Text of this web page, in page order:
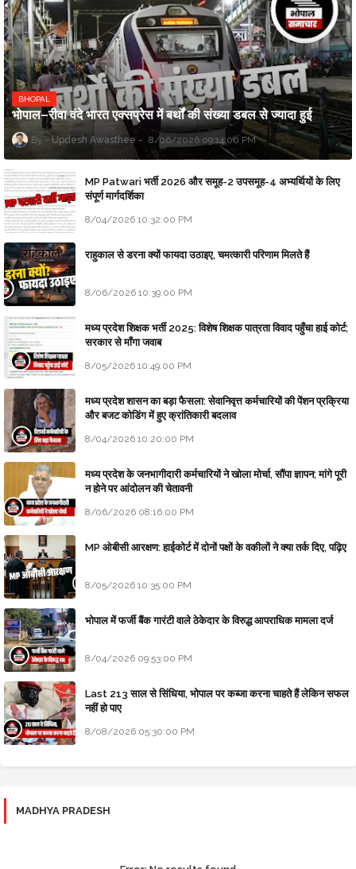
BHOPAL
भोपाल–रीवा वंदे भारत एक्सप्रेस में बर्थों की संख्या डबल से ज्यादा हुई
Updesh Awasthee 8/06/2026 09:14:00 PM
MP Patwari भर्ती 2026 और समूह-2 उपसमूह-4 अभ्यर्थियों के लिए
संपूर्ण मार्गदर्शिका
8/04/2026 10:32:00 PM
राहुकाल से डरना क्यों फायदा उठाइए, चमत्कारी परिणाम मिलते हैं
8/06/2026 10:39:00 PM
मध्य प्रदेश शिक्षक भर्ती 2025: विशेष शिक्षक पात्रता विवाद पहुँचा हाई कोर्ट;
सरकार से माँगा जवाब
8/05/2026 10:49:00 PM
मध्य प्रदेश शासन का बड़ा फैसला: सेवानिवृत्त कर्मचारियों की पेंशन प्रक्रिया
और बजट कोडिंग में हुए क्रांतिकारी बदलाव
8/04/2026 10:20:00 PM
मध्य प्रदेश के जनभागीदारी कर्मचारियों ने खोला मोर्चा, सौंपा ज्ञापन; मांगे पूरी
न होने पर आंदोलन की चेतावनी
8/06/2026 08:16:00 PM
MP ओबीसी आरक्षण: हाईकोर्ट में दोनों पक्षों के वकीलों ने क्या तर्क दिए, पढ़िए
8/05/2026 10:35:00 PM
भोपाल में फर्जी बैंक गारंटी वाले ठेकेदार के विरुद्ध आपराधिक मामला दर्ज
8/04/2026 09:53:00 PM
Last 213 साल से सिंधिया, भोपाल पर कब्जा करना चाहते हैं लेकिन सफल
नहीं हो पाए
8/08/2026 05:30:00 PM
MADHYA PRADESH